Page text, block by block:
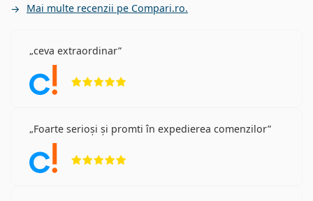
Mai multe recenzii pe Compari.ro.
ceva extraordinar
Foarte serioși și promti în expedierea comenzilor